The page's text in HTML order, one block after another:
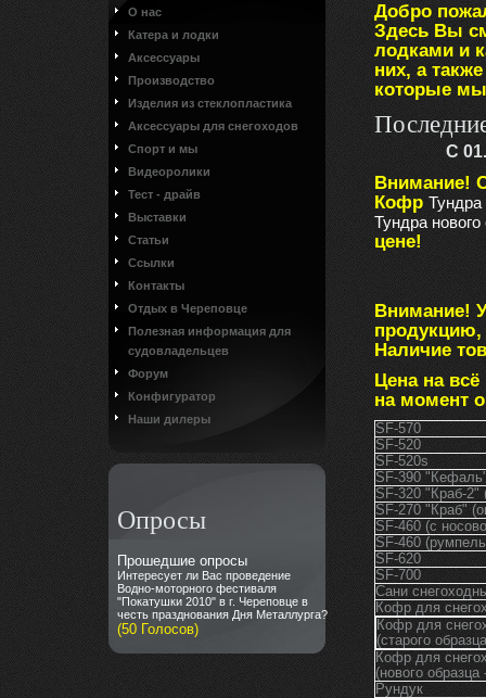
О нас
Катера и лодки
Аксессуары
Производство
Изделия из стеклопластика
Аксессуары для снегоходов
Спорт и мы
Видеоролики
Тест - драйв
Выставки
Статьи
Ссылки
Контакты
Отдых в Череповце
Полезная информация для
судовладельцев
Форум
Конфигуратор
Наши дилеры
Опросы
Прошедшие опросы
Интересует ли Вас проведение
Водно-моторного фестиваля
"Покатушки 2010" в г. Череповце в
честь празднования Дня Металлурга?
(50 Голосов)
Добро
Здесь Вы
лодками и
них, а
которые
С
Внимание!
Кофр Тундра
Тундра
цене!
Внимание!
продукцию,
Наличие
Цена на
на момент
SF-570
SF-520
SF-520s
SF-390
SF-320 "Краб-2"
SF-270 "Краб"
SF-460 (с
SF-460
SF-620
SF-700
Сани
Кофр для
Кофр для
(старого
Кофр для
(нового
Рундук